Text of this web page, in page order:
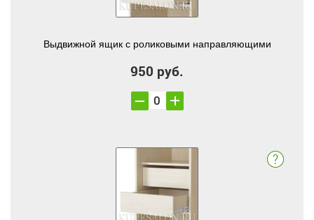
Выдвижной ящик с роликовыми направляющими
950 руб.